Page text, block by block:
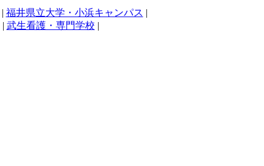
| 福井県立大学・小浜キャンパス |
| 武生看護・専門学校 |